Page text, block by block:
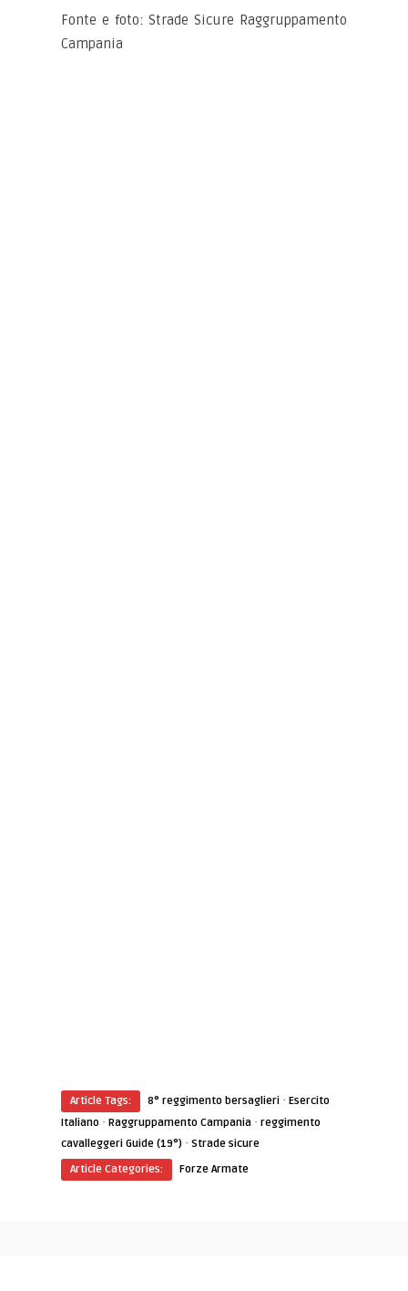
Fonte e foto: Strade Sicure Raggruppamento
Campania
Article Tags: 8° reggimento bersaglieri ·Esercito
Italiano ·Raggruppamento Campania ·reggimento
cavalleggeri Guide (19°) ·Strade sicure
Article Categories:
Forze Armate